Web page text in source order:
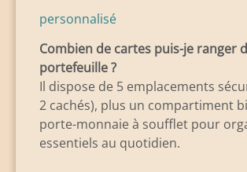
personnalisé
Combien de cartes puis-je ranger
portefeuille ?
Il dispose de 5 emplacements
2 cachés), plus un compartiment
porte-monnaie à soufflet pour
essentiels au quotidien.